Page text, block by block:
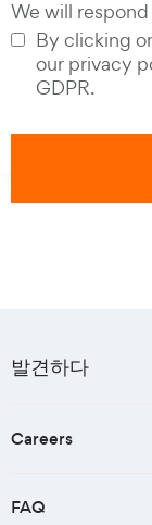
We will
By clicking
our privacy
GDPR.
발견하다
Careers
FAQ